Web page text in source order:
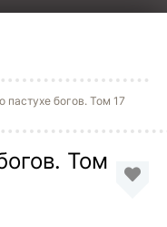
пастухе богов. Том 17
Том